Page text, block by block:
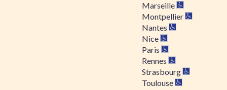
Marseille
Montpellier
Nantes
Nice
Paris
Rennes
Strasbourg
Toulouse